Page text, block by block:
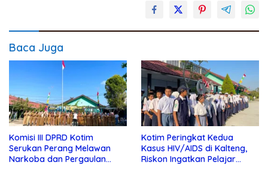
Baca Juga
Komisi III DPRD Kotim
Serukan Perang Melawan
Narkoba dan Pergaulan
Kotim Peringkat Kedua
Kasus HIV/AIDS di Kalteng,
Riskon Ingatkan Pelajar